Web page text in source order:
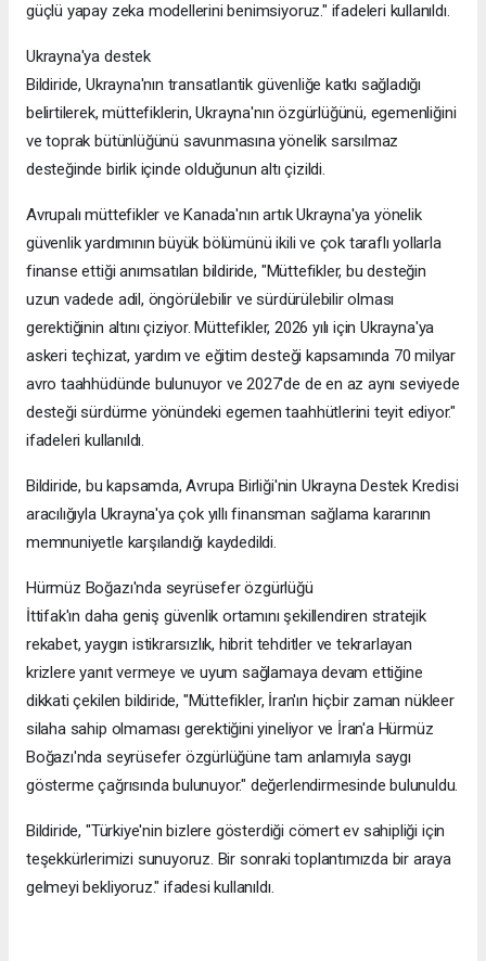
güçlü yapay zeka modellerini benimsiyoruz." ifadeleri kullanıldı.
Ukrayna'ya destek
Bildiride, Ukrayna'nın transatlantik güvenliğe katkı sağladığı
belirtilerek, müttefiklerin, Ukrayna'nın özgürlüğünü, egemenliğini
ve toprak bütünlüğünü savunmasına yönelik sarsılmaz
desteğinde birlik içinde olduğunun altı çizildi.
Avrupalı müttefikler ve Kanada'nın artık Ukrayna'ya yönelik
güvenlik yardımının büyük bölümünü ikili ve çok taraflı yollarla
finanse ettiği anımsatılan bildiride, "Müttefikler, bu desteğin
uzun vadede adil, öngörülebilir ve sürdürülebilir olması
gerektiğinin altını çiziyor. Müttefikler, 2026 yılı için Ukrayna'ya
askeri teçhizat, yardım ve eğitim desteği kapsamında 70 milyar
avro taahhüdünde bulunuyor ve 2027'de de en az aynı seviyede
desteği sürdürme yönündeki egemen taahhütlerini teyit ediyor."
ifadeleri kullanıldı.
Bildiride, bu kapsamda, Avrupa Birliği'nin Ukrayna Destek Kredisi
aracılığıyla Ukrayna'ya çok yıllı finansman sağlama kararının
memnuniyetle karşılandığı kaydedildi.
Hürmüz Boğazı'nda seyrüsefer özgürlüğü
İttifak'ın daha geniş güvenlik ortamını şekillendiren stratejik
rekabet, yaygın istikrarsızlık, hibrit tehditler ve tekrarlayan
krizlere yanıt vermeye ve uyum sağlamaya devam ettiğine
dikkati çekilen bildiride, "Müttefikler, İran'ın hiçbir zaman nükleer
silaha sahip olmaması gerektiğini yineliyor ve İran'a Hürmüz
Boğazı'nda seyrüsefer özgürlüğüne tam anlamıyla saygı
gösterme çağrısında bulunuyor." değerlendirmesinde bulunuldu.
Bildiride, "Türkiye'nin bizlere gösterdiği cömert ev sahipliği için
teşekkürlerimizi sunuyoruz. Bir sonraki toplantımızda bir araya
gelmeyi bekliyoruz." ifadesi kullanıldı.